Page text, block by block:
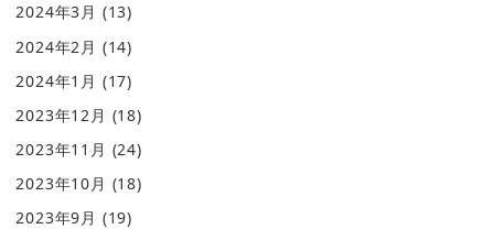
2024年3月 (13)
2024年2月 (14)
2024年1月 (17)
2023年12月 (18)
2023年11月 (24)
2023年10月 (18)
2023年9月 (19)